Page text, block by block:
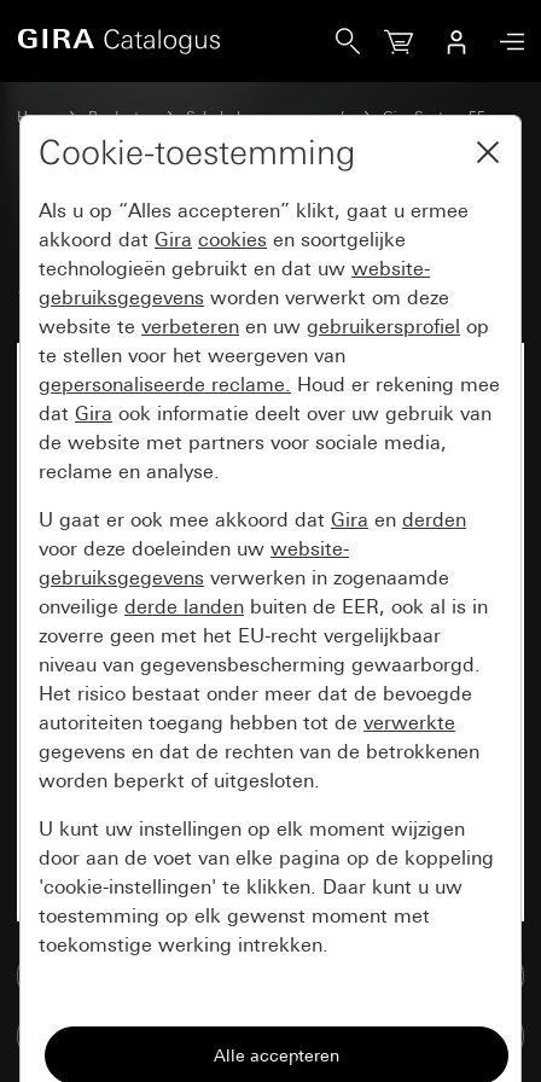
Home Producten Schakelaarprogramma’s
Gira System 55
Communicatietechniek toebehoren
Montageplaat met klapdeksel
System 55
Cookie-toestemming
Als u op “Alles accepteren” klikt, gaat u ermee
akkoord dat Gira cookies en soortgelijke
technologieën gebruikt en dat uw website-
gebruiksgegevens worden verwerkt om deze
website te verbeteren en uw gebruikersprofiel op
te stellen voor het weergeven van
gepersonaliseerde reclame. Houd er rekening mee
dat Gira ook informatie deelt over uw gebruik van
de website met partners voor sociale media,
reclame en analyse.
U gaat er ook mee akkoord dat Gira en derden
voor deze doeleinden uw website-
gebruiksgegevens verwerken in zogenaamde
onveilige derde landen buiten de EER, ook al is in
zoverre geen met het EU-recht vergelijkbaar
niveau van gegevensbescherming gewaarborgd.
Het risico bestaat onder meer dat de bevoegde
autoriteiten toegang hebben tot de verwerkte
gegevens en dat de rechten van de betrokkenen
worden beperkt of uitgesloten.
U kunt uw instellingen op elk moment wijzigen
door aan de voet van elke pagina op de koppeling
'cookie-instellingen' te klikken. Daar kunt u uw
toestemming op elk gewenst moment met
toekomstige werking intrekken.
Alle cookies die wij nodig hebben om de